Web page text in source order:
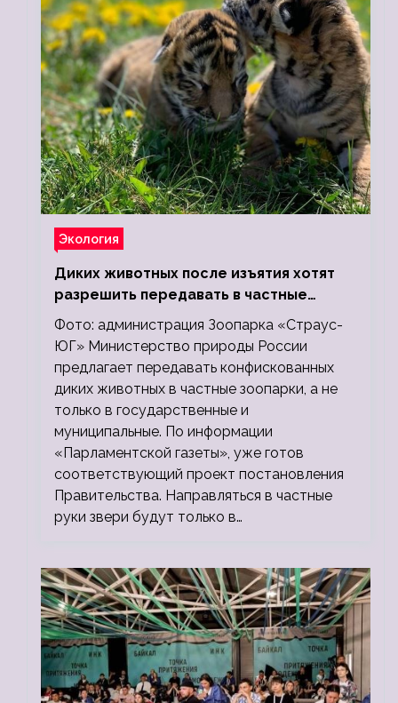
Экология
Диких животных после изъятия хотят
разрешить передавать в частные
зоопарки
Фото: администрация Зоопарка «Страус-
ЮГ» Министерство природы России
предлагает передавать конфискованных
диких животных в частные зоопарки, а не
только в государственные и
муниципальные. По информации
«Парламентской газеты», уже готов
соответствующий проект постановления
Правительства. Направляться в частные
руки звери будут только в…